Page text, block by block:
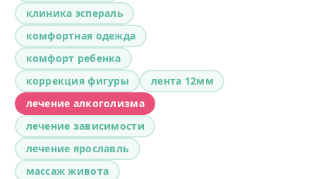
клиника эспераль
комфортная одежда
комфорт ребенка
коррекция фигуры
лента 12мм
лечение алкоголизма
лечение зависимости
лечение ярославль
массаж живота